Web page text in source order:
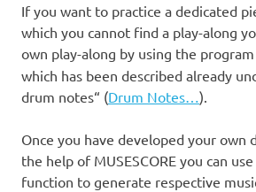
If you want to practice a dedicated
which you cannot find a play-along
own play-along by using the program
which has been described already
drum notes“ (Drum Notes…).
Once you have developed your own
the help of MUSESCORE you can
function to generate respective